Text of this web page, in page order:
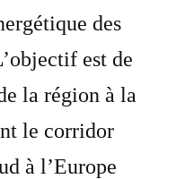
des
est de
la région à la
le corridor
à l’Europe